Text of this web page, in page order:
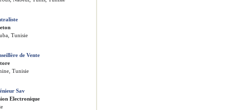
Tunisie
de Vente
Tunisie
Sav
Electronique